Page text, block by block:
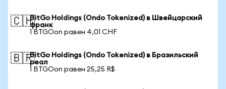
🇨🇭BitGo Holdings (Ondo Tokenized) в Швейцарский
франк
1 BTGOon равен 4,01 CHF
🇧🇷BitGo Holdings (Ondo Tokenized) в Бразильский
реал
1 BTGOon равен 25,25 R$